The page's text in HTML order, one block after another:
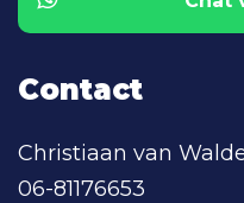
Contact
Christiaan van
06-81176653